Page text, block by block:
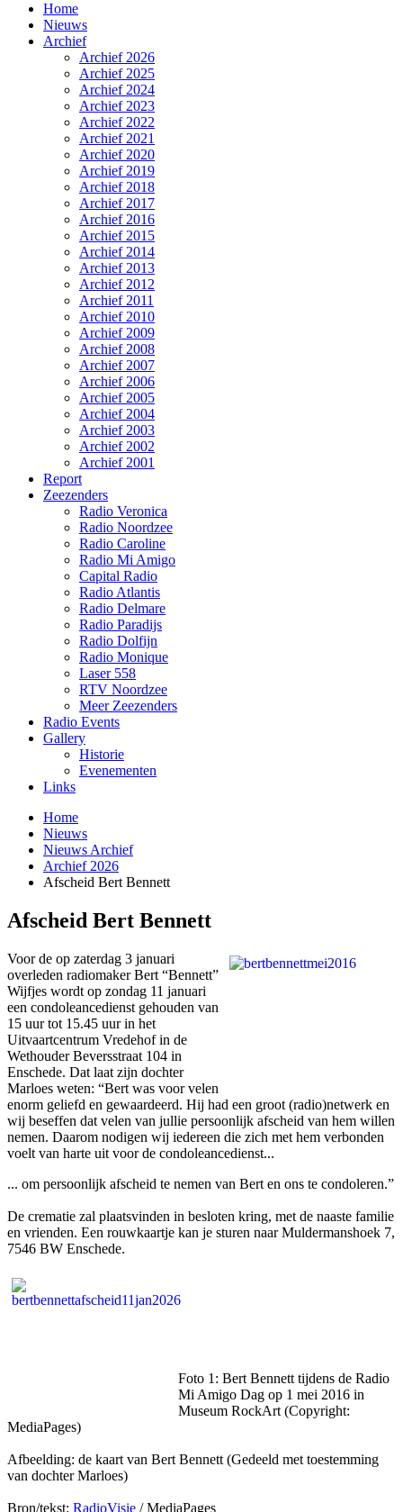
Home
Nieuws
Archief
Archief 2026
Archief 2025
Archief 2024
Archief 2023
Archief 2022
Archief 2021
Archief 2020
Archief 2019
Archief 2018
Archief 2017
Archief 2016
Archief 2015
Archief 2014
Archief 2013
Archief 2012
Archief 2011
Archief 2010
Archief 2009
Archief 2008
Archief 2007
Archief 2006
Archief 2005
Archief 2004
Archief 2003
Archief 2002
Archief 2001
Report
Zeezenders
Radio Veronica
Radio Noordzee
Radio Caroline
Radio Mi Amigo
Capital Radio
Radio Atlantis
Radio Delmare
Radio Paradijs
Radio Dolfijn
Radio Monique
Laser 558
RTV Noordzee
Meer Zeezenders
Radio Events
Gallery
Historie
Evenementen
Links
Home
Nieuws
Nieuws Archief
Archief 2026
Afscheid Bert Bennett
Afscheid Bert Bennett
Voor de op zaterdag 3 januari
overleden radiomaker Bert “Bennett”
Wijfjes wordt op zondag 11 januari
een condoleancedienst gehouden van
15 uur tot 15.45 uur in het
Uitvaartcentrum Vredehof in de
Wethouder Beversstraat 104 in
Enschede. Dat laat zijn dochter
Marloes weten: “Bert was voor velen
enorm geliefd en gewaardeerd. Hij had een groot (radio)netwerk en
wij beseffen dat velen van jullie persoonlijk afscheid van hem willen
nemen. Daarom nodigen wij iedereen die zich met hem verbonden
voelt van harte uit voor de condoleancedienst...
... om persoonlijk afscheid te nemen van Bert en ons te condoleren.”
De crematie zal plaatsvinden in besloten kring, met de naaste familie
en vrienden. Een rouwkaartje kan je sturen naar Muldermanshoek 7,
7546 BW Enschede.
Foto 1: Bert Bennett tijdens de Radio
Mi Amigo Dag op 1 mei 2016 in
Museum RockArt (Copyright:
MediaPages)
Afbeelding: de kaart van Bert Bennett (Gedeeld met toestemming
van dochter Marloes)
Bron/tekst: RadioVisie / MediaPages